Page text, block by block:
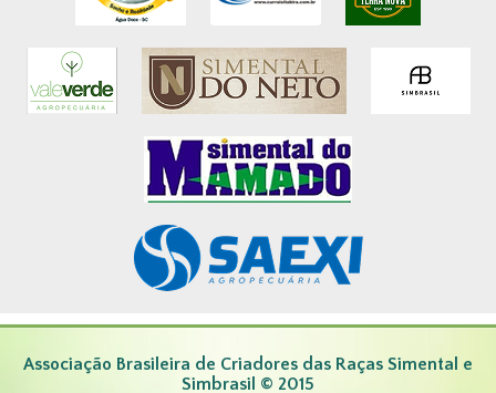
Associação Brasileira de Criadores das Raças Simental e
Simbrasil © 2015